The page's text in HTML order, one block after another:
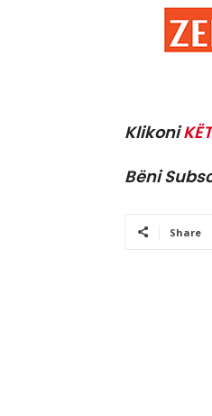
Klikoni
Bëni
Share